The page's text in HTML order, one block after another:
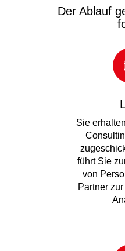
Der Ablauf
Sie
führt Sie
von
Partner